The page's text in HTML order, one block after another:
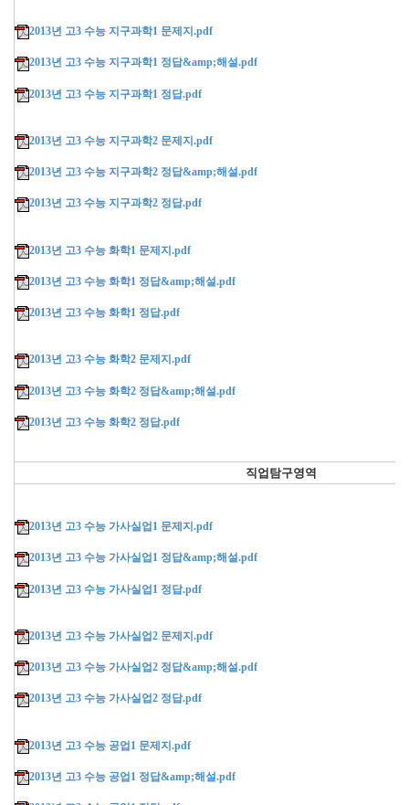
2013년 고3 수능 지구과학1 문제지.pdf
2013년 고3 수능 지구과학1 정답&amp;해설.pdf
2013년 고3 수능 지구과학1 정답.pdf
2013년 고3 수능 지구과학2 문제지.pdf
2013년 고3 수능 지구과학2 정답&amp;해설.pdf
2013년 고3 수능 지구과학2 정답.pdf
2013년 고3 수능 화학1 문제지.pdf
2013년 고3 수능 화학1 정답&amp;해설.pdf
2013년 고3 수능 화학1 정답.pdf
2013년 고3 수능 화학2 문제지.pdf
2013년 고3 수능 화학2 정답&amp;해설.pdf
2013년 고3 수능 화학2 정답.pdf
직업탐구영역
2013년 고3 수능 가사실업1 문제지.pdf
2013년 고3 수능 가사실업1 정답&amp;해설.pdf
2013년 고3 수능 가사실업1 정답.pdf
2013년 고3 수능 가사실업2 문제지.pdf
2013년 고3 수능 가사실업2 정답&amp;해설.pdf
2013년 고3 수능 가사실업2 정답.pdf
2013년 고3 수능 공업1 문제지.pdf
2013년 고3 수능 공업1 정답&amp;해설.pdf